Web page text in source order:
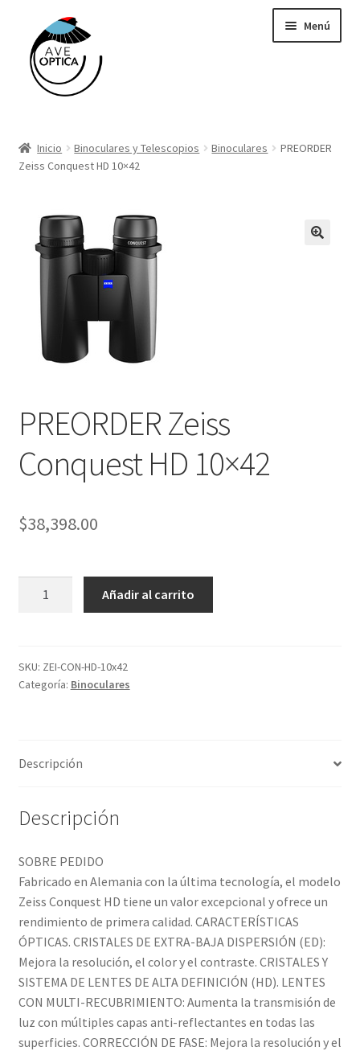
navegación
contenido
Menú
Cámaras Trampa Cuddeback
GPS
Inicio Binoculares y Telescopios Binoculares
PREORDER
Zeiss Conquest HD 10×42
PREORDER Zeiss
Conquest HD 10×42
$38,398.00
10x42
cantidad
Añadir al carrito
SKU: ZEI-CON-HD-10x42
Categoría: Binoculares
Descripción
Descripción
SOBRE PEDIDO
Fabricado en Alemania con la última tecnología, el modelo
Zeiss Conquest HD tiene un valor excepcional y ofrece un
rendimiento de primera calidad. CARACTERÍSTICAS
ÓPTICAS. CRISTALES DE EXTRA-BAJA DISPERSIÓN (ED):
Mejora la resolución, el color y el contraste. CRISTALES Y
SISTEMA DE LENTES DE ALTA DEFINICIÓN (HD). LENTES
CON MULTI-RECUBRIMIENTO: Aumenta la transmisión de
luz con múltiples capas anti-reflectantes en todas las
superficies. CORRECCIÓN DE FASE: Mejora la resolución y el